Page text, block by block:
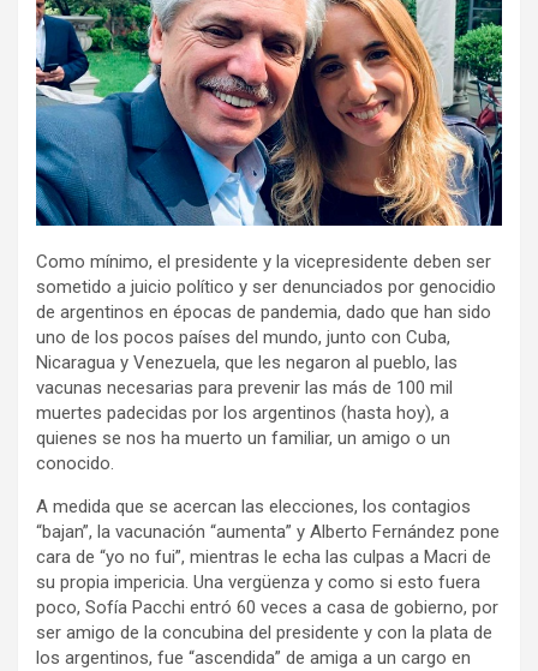
Como mínimo, el presidente y la vicepresidente deben ser
sometido a juicio político y ser denunciados por genocidio
de argentinos en épocas de pandemia, dado que han sido
uno de los pocos países del mundo, junto con Cuba,
Nicaragua y Venezuela, que les negaron al pueblo, las
vacunas necesarias para prevenir las más de 100 mil
muertes padecidas por los argentinos (hasta hoy), a
quienes se nos ha muerto un familiar, un amigo o un
conocido.
A medida que se acercan las elecciones, los contagios
“bajan”, la vacunación “aumenta” y Alberto Fernández pone
cara de “yo no fui”, mientras le echa las culpas a Macri de
su propia impericia. Una vergüenza y como si esto fuera
poco, Sofía Pacchi entró 60 veces a casa de gobierno, por
ser amigo de la concubina del presidente y con la plata de
los argentinos, fue “ascendida” de amiga a un cargo en